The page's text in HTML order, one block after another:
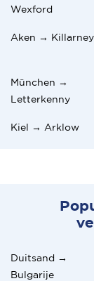
Wexford
Aken → Killarney
München →
Letterkenny
Kiel → Arklow
Duitsand →
Bulgarije